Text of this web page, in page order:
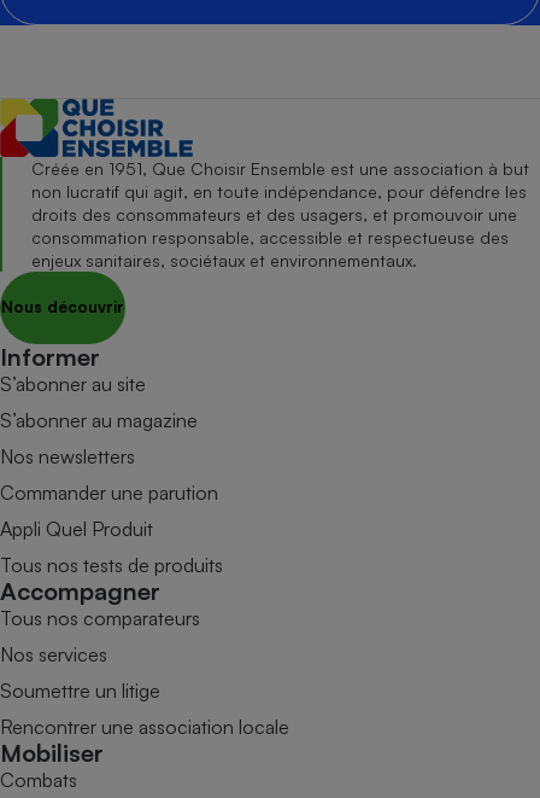
Créée en 1951, Que Choisir Ensemble est une association à but
non lucratif qui agit, en toute indépendance, pour défendre les
droits des consommateurs et des usagers, et promouvoir une
consommation responsable, accessible et respectueuse des
enjeux sanitaires, sociétaux et environnementaux.
Nous découvrir
Informer
S’abonner au site
S’abonner au magazine
Nos newsletters
Commander une parution
Appli Quel Produit
Tous nos tests de produits
Accompagner
Tous nos comparateurs
Nos services
Soumettre un litige
Rencontrer une association locale
Mobiliser
Combats